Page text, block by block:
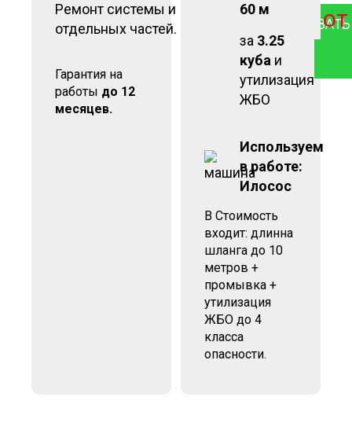
Ремонт системы и
отдельных частей.
ЗАКАЗАТЬ
Гарантия на
работы до 12
месяцев.
60 м
за 3.25
куба и
утилизация
ЖБО
Используем
в работе:
Илосос
В Стоимость
входит: длинна
шланга до 10
метров +
промывка +
утилизация
ЖБО до 4
класса
опасности.